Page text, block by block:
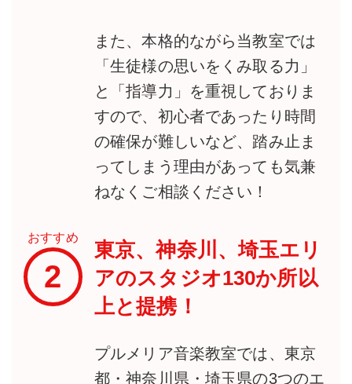
また、本格的ながら当教室では
「生徒様の思いをくみ取る力」
と「指導力」を重視しておりま
すので、初心者であったり時間
の確保が難しいなど、踏み止ま
ってしまう理由があっても気兼
ねなくご相談ください！
おすすめ
2
東京、神奈川、埼玉エリ
アのスタジオ130か所以
上と提携！
プルメリア音楽教室では、東京
都・神奈川県・埼玉県の3つのエ